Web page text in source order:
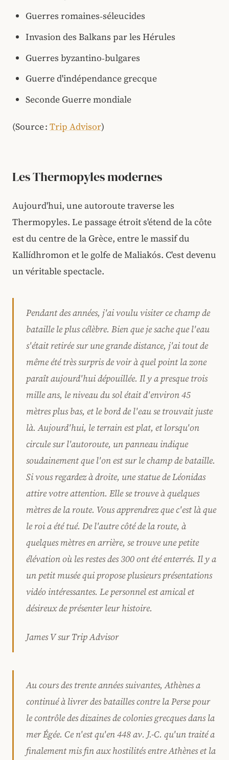
Guerres romaines‑séleucides
Invasion des Balkans par les Hérules
Guerres byzantino‑bulgares
Guerre d'indépendance grecque
Seconde Guerre mondiale
(Source : Trip Advisor)
Les Thermopyles modernes
Aujourd'hui, une autoroute traverse les
Thermopyles. Le passage étroit s'étend de la côte
est du centre de la Grèce, entre le massif du
Kallídhromon et le golfe de Maliakós. C'est devenu
un véritable spectacle.
Pendant des années, j'ai voulu visiter ce champ de
bataille le plus célèbre. Bien que je sache que l'eau
s'était retirée sur une grande distance, j'ai tout de
même été très surpris de voir à quel point la zone
paraît aujourd'hui dépouillée. Il y a presque trois
mille ans, le niveau du sol était d'environ 45
mètres plus bas, et le bord de l'eau se trouvait juste
là. Aujourd'hui, le terrain est plat, et lorsqu'on
circule sur l'autoroute, un panneau indique
soudainement que l'on est sur le champ de bataille.
Si vous regardez à droite, une statue de Léonidas
attire votre attention. Elle se trouve à quelques
mètres de la route. Vous apprendrez que c'est là que
le roi a été tué. De l'autre côté de la route, à
quelques mètres en arrière, se trouve une petite
élévation où les restes des 300 ont été enterrés. Il y a
un petit musée qui propose plusieurs présentations
vidéo intéressantes. Le personnel est amical et
désireux de présenter leur histoire.
James V sur Trip Advisor
Au cours des trente années suivantes, Athènes a
continué à livrer des batailles contre la Perse pour
le contrôle des dizaines de colonies grecques dans la
mer Égée. Ce n'est qu'en 448 av. J.-C. qu'un traité a
finalement mis fin aux hostilités entre Athènes et la